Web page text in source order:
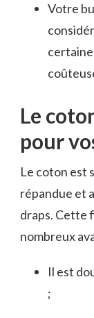
Votre
Le
pour
Le coton est
répandue et
draps. Cette
nombreux
Il est
;